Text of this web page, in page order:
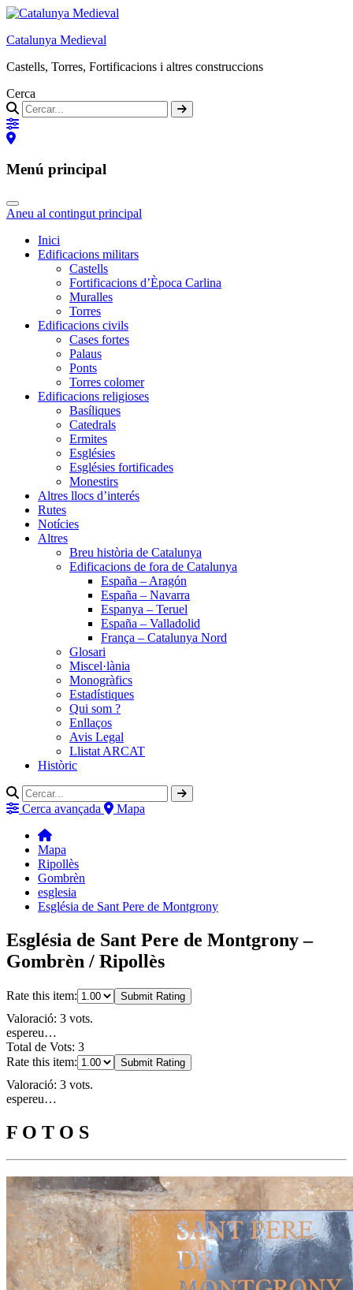
Catalunya Medieval
Castells, Torres, Fortificacions i altres construccions
Cerca
Menú principal
Aneu al contingut principal
Inici
Edificacions militars
Castells
Fortificacions d’Època Carlina
Muralles
Torres
Edificacions civils
Cases fortes
Palaus
Ponts
Torres colomer
Edificacions religioses
Basíliques
Catedrals
Ermites
Esglésies
Esglésies fortificades
Monestirs
Altres llocs d’interés
Rutes
Notícies
Altres
Breu història de Catalunya
Edificacions de fora de Catalunya
España – Aragón
España – Navarra
Espanya – Teruel
España – Valladolid
França – Catalunya Nord
Glosari
Miscel·lània
Monogràfics
Estadístiques
Qui som ?
Enllaços
Avis Legal
Llistat ARCAT
Històric
Cerca avançada Mapa
Mapa
Ripollès
Gombrèn
esglesia
Església de Sant Pere de Montgrony
Església de Sant Pere de Montgrony –
Gombrèn / Ripollès
Rate this item: Submit Rating
Valoració: 3 vots.
espereu…
Total de Vots: 3
Rate this item:
Submit Rating
Valoració: 3 vots.
espereu…
F O T O S